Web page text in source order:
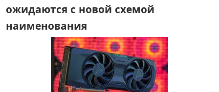
ожидаются с новой схемой
наименования